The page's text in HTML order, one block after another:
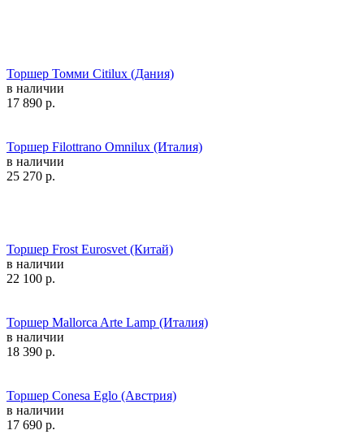
Торшер Томми Citilux (Дания)
в наличии
17 890 р.
Торшер Filottrano Omnilux (Италия)
в наличии
25 270 р.
Торшер Frost Eurosvet (Китай)
в наличии
22 100 р.
Торшер Mallorca Arte Lamp (Италия)
в наличии
18 390 р.
Торшер Conesa Eglo (Австрия)
в наличии
17 690 р.